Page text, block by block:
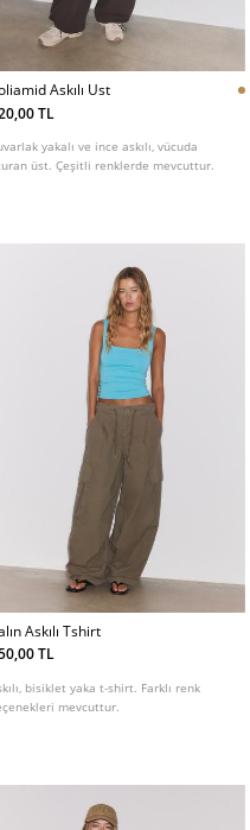
Askılı Ust
TL
yakalı ve ince askılı, vücuda
üst. Çeşitli renklerde mevcuttur.
Askılı Tshirt
TL
bisiklet yaka t-shirt. Farklı renk
mevcuttur.